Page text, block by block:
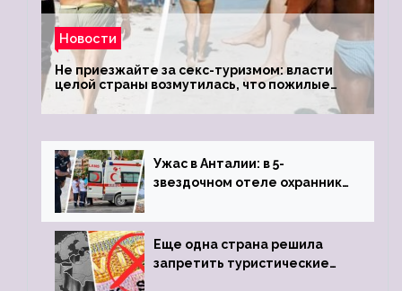
Новости
Не приезжайте за секс-туризмом: власти
целой страны возмутилась, что пожилые
туристки массово едут к ним, чтобы
обзавестись молодыми любовниками
Ужас в Анталии: в 5-
звездочном отеле охранник
пистолета
Еще одна страна решила
запретить туристические